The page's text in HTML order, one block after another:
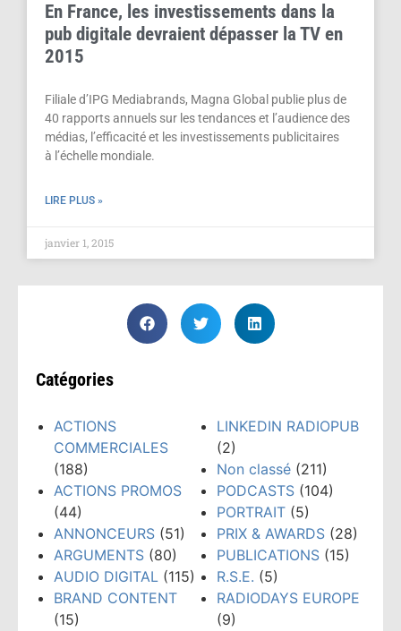
En France, les investissements dans la
pub digitale devraient dépasser la TV en
2015
Filiale d’IPG Mediabrands, Magna Global publie plus de
40 rapports annuels sur les tendances et l’audience des
médias, l’efficacité et les investissements publicitaires
à l’échelle mondiale.
LIRE PLUS »
janvier 1, 2015
… 12 14
Catégories
ACTIONS
COMMERCIALES
(188)
ACTIONS PROMOS
(44)
ANNONCEURS (51)
ARGUMENTS (80)
AUDIO DIGITAL (115)
BRAND CONTENT
(15)
LINKEDIN RADIOPUB
(2)
Non classé (211)
PODCASTS (104)
PORTRAIT (5)
PRIX & AWARDS (28)
PUBLICATIONS (15)
R.S.E. (5)
RADIODAYS EUROPE
(9)